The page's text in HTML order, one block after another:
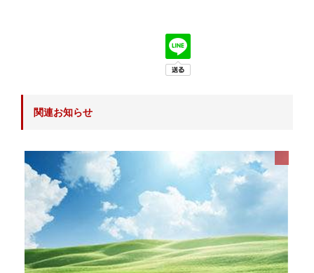
関連お知らせ